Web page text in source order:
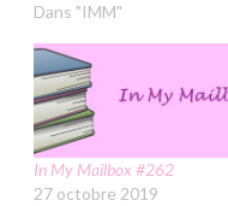
Dans "IMM"
In My Mailbox #262
27 octobre 2019